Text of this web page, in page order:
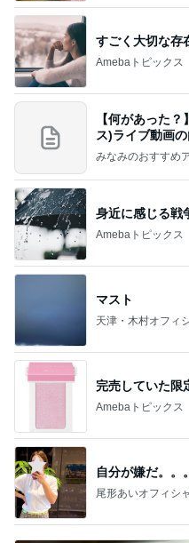
すごく大切な存
Amebaトピックス
【何があった
ス)ライブ動画
みなみのおすすめ
身近に感じる戦
Amebaトピックス
マスト
天津・木村オフィ
完売していた限
Amebaトピックス
自分が嫌だ。。。
尾形あいオフィシ